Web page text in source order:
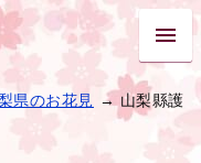
県のお花見 → 山梨縣護